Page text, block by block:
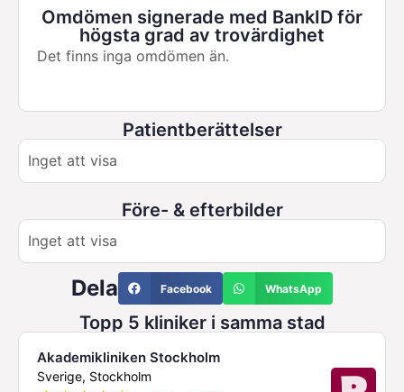
Omdömen signerade med BankID för
högsta grad av trovärdighet
Det finns inga omdömen än.
Patientberättelser
Inget att visa
Före- & efterbilder
Inget att visa
Facebook WhatsApp
Dela
Topp 5 kliniker i samma stad
Akademikliniken Stockholm
Sverige, Stockholm